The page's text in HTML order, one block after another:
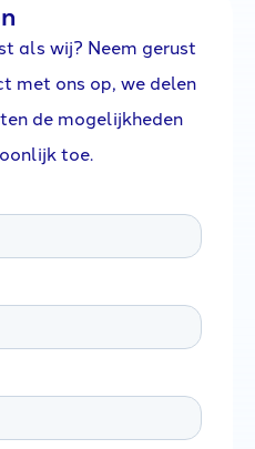
als wij? Neem gerust
met ons op, we delen
de mogelijkheden
toe.